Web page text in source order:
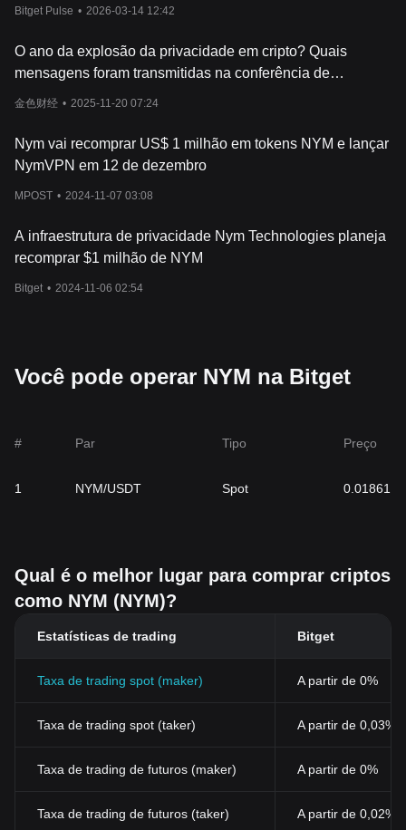
que vai além das soluções atuais na blockchain.
participantes que mantêm e operam a rede.
Governança Descentralizada - O NYM é também uma peça-
chave na governança da rede. Os titulares de NYM têm direito a
voto sobre várias decisões, contribuindo para a natureza
Apesar de ainda ser um projeto emergente, o NYM está
liderando esforços na busca por soluções de privacidade na
blockchain. Sua abordagem única aos incentivos da rede e à
governança decentralizada fazem dela uma adição valiosa ao
catalisador claro.
Bitget Pulse • 2026-03-14 12:42
O ano da explosão da privacidade em cripto? Quais
mensagens foram transmitidas na conferência de
desenvolvedores da Ethereum
金色财经 • 2025-11-20 07:24
Nym vai recomprar US$ 1 milhão em tokens NYM e lançar
NymVPN em 12 de dezembro
MPOST • 2024-11-07 03:08
A infraestrutura de privacidade Nym Technologies planeja
recomprar $1 milhão de NYM
Bitget • 2024-11-06 02:54
Você pode operar NYM na Bitget
# Par Tipo Preço
1 NYM/USDT Spot 0.01861
Qual é o melhor lugar para comprar criptos
como NYM (NYM)?
Estatísticas de trading Bitget
Taxa de trading spot (maker) A partir de 0%
Taxa de trading spot (taker) A partir de 0,03%
Taxa de trading de futuros (maker) A partir de 0%
Taxa de trading de futuros (taker) A partir de 0,02%